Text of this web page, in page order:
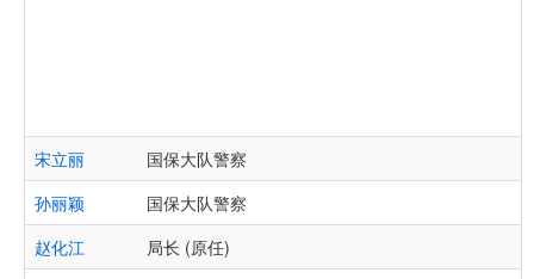
宋立丽 国保大队警察
孙丽颖
国保大队警察
赵化江
局长 (原任)